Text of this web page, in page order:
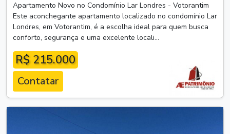
Apartamento Novo no Condomínio Lar Londres - Votorantim
Este aconchegante apartamento localizado no condomínio Lar
Londres, em Votorantim, é a escolha ideal para quem busca
conforto, segurança e uma excelente locali...
R$ 215.000
Contatar